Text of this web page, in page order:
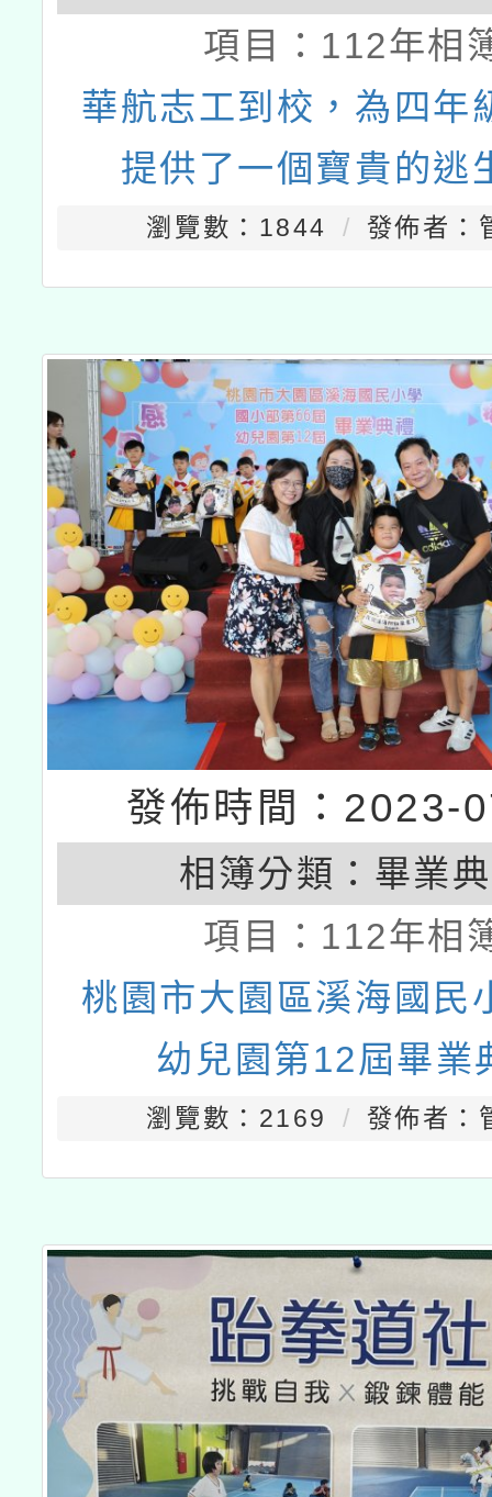
項目： 112年相
華航志工到校，為四年
提供了一個寶貴的逃
瀏覽數：1844 發佈者：
發佈時間：2023-
相簿分類： 畢業
項目： 112年相
桃園市大園區溪海國民
幼兒園第12屆畢業
瀏覽數：2169 發佈者：